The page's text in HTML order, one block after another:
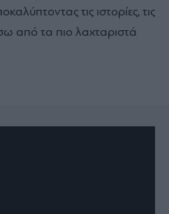
τις ιστορίες, τις
από τα πιο λαχταριστά